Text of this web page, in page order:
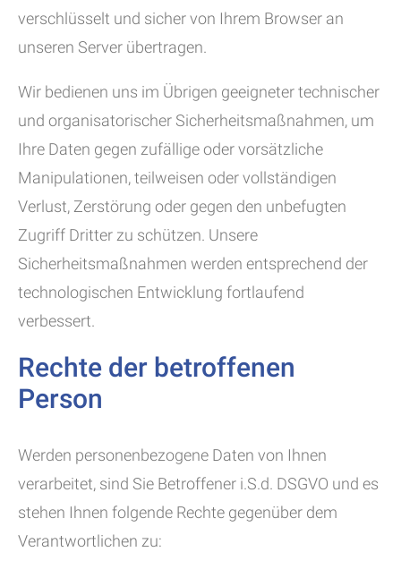
verschlüsselt und sicher von Ihrem Browser an
unseren Server übertragen.
Wir bedienen uns im Übrigen geeigneter technischer
und organisatorischer Sicherheitsmaßnahmen, um
Ihre Daten gegen zufällige oder vorsätzliche
Manipulationen, teilweisen oder vollständigen
Verlust, Zerstörung oder gegen den unbefugten
Zugriff Dritter zu schützen. Unsere
Sicherheitsmaßnahmen werden entsprechend der
technologischen Entwicklung fortlaufend
verbessert.
Rechte der betroffenen
Person
Werden personenbezogene Daten von Ihnen
verarbeitet, sind Sie Betroffener i.S.d. DSGVO und es
stehen Ihnen folgende Rechte gegenüber dem
Verantwortlichen zu: